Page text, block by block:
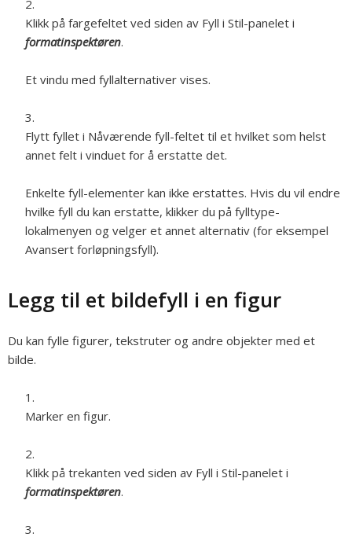
Klikk på fargefeltet ved siden av Fyll i Stil-panelet i
formatinspektøren.
Et vindu med fyllalternativer vises.
Flytt fyllet i Nåværende fyll-feltet til et hvilket som helst
annet felt i vinduet for å erstatte det.
Enkelte fyll-elementer kan ikke erstattes. Hvis du vil endre
hvilke fyll du kan erstatte, klikker du på fylltype-
lokalmenyen og velger et annet alternativ (for eksempel
Avansert forløpningsfyll).
Legg til et bildefyll i en figur
Du kan fylle figurer, tekstruter og andre objekter med et
bilde.
Marker en figur.
Klikk på trekanten ved siden av Fyll i Stil-panelet i
formatinspektøren.